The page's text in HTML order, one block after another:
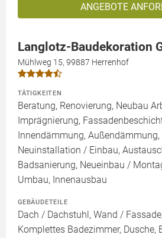
ANGEBOTE
Langlotz-Baudekoration
Mühlweg 15, 99887 Herrenhof
TÄTIGKEITEN
Beratung, Renovierung, Neubau
Imprägnierung,
Innendämmung, Außendämmung,
Neuinstallation / Einbau,
Badsanierung, Neueinbau /
Umbau, Innenausbau
GEBÄUDETEILE
Dach / Dachstuhl, Wand /
Komplettes Badezimmer, Dusche,